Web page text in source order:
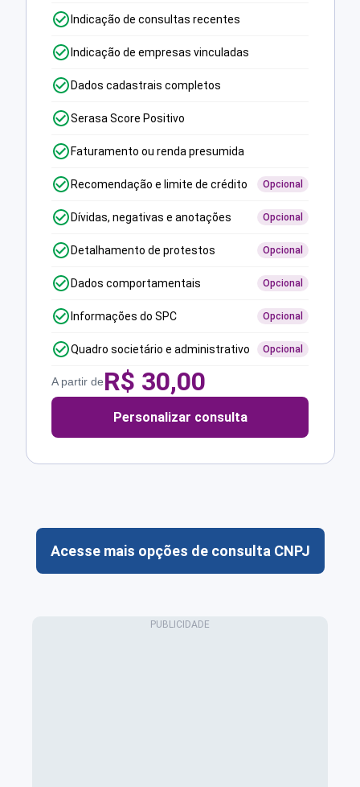
Indicação de consultas recentes
Indicação de empresas vinculadas
Dados cadastrais completos
Serasa Score Positivo
Faturamento ou renda presumida
Recomendação e limite de crédito Opcional
Dívidas, negativas e anotações Opcional
Detalhamento de protestos Opcional
Dados comportamentais Opcional
Informações do SPC Opcional
Quadro societário e administrativo Opcional
A partir deR$ 30,00
Personalizar consulta
Acesse mais opções de consulta CNPJ